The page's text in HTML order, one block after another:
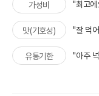
가성비 "최고에
맛(기호성) "잘 먹
유통기한 "아주